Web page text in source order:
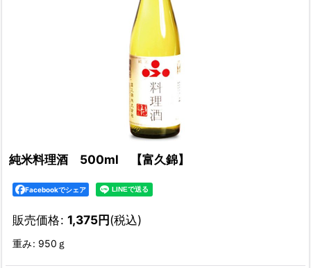
純米料理酒 500ml 【富久錦】
Facebookでシェア
販売価格: 1,375円(税込)
重み: 950ｇ